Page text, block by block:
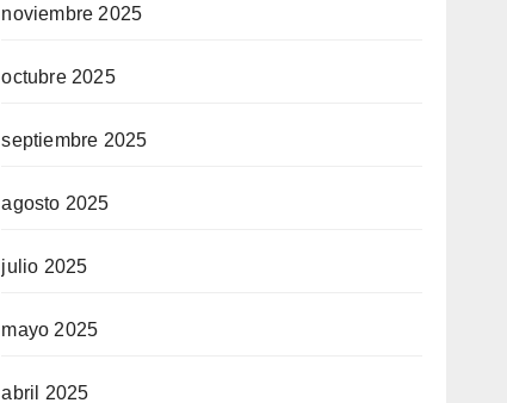
noviembre 2025
octubre 2025
septiembre 2025
agosto 2025
julio 2025
mayo 2025
abril 2025